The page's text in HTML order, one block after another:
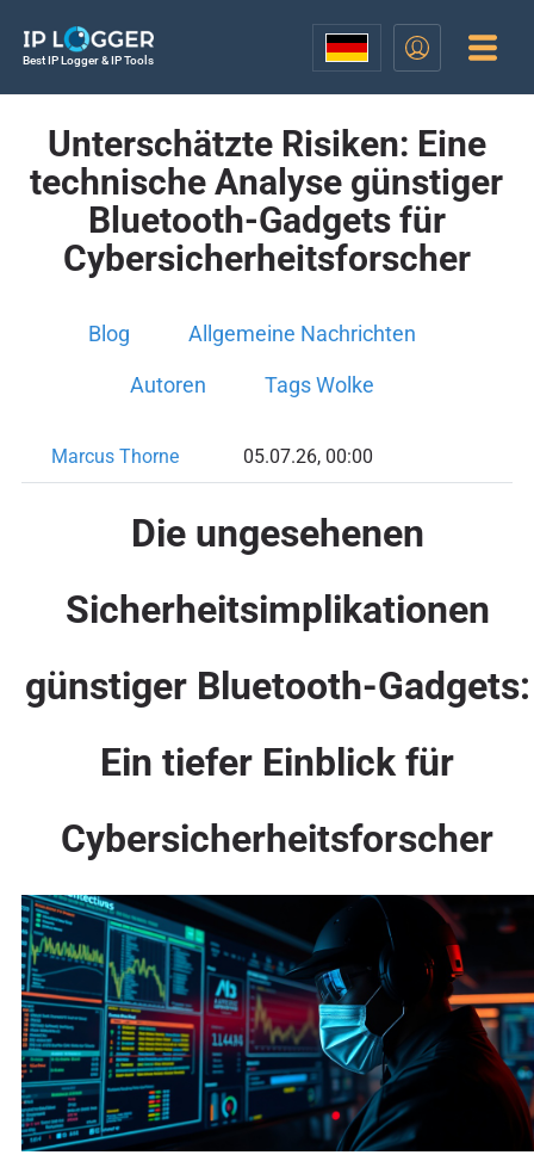
Best IP Logger & IP Tools
Unterschätzte Risiken: Eine
technische Analyse günstiger
Bluetooth-Gadgets für
Cybersicherheitsforscher
Blog Allgemeine Nachrichten
Autoren Tags Wolke
Marcus Thorne 05.07.26, 00:00
Die ungesehenen
Sicherheitsimplikationen
günstiger Bluetooth-Gadgets:
Ein tiefer Einblick für
Cybersicherheitsforscher